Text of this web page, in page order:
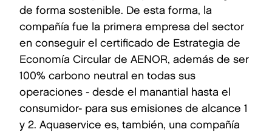
de forma sostenible. De esta forma, la
compañía fue la primera empresa del sector
en conseguir el certificado de Estrategia de
Economía Circular de AENOR, además de ser
100% carbono neutral en todas sus
operaciones - desde el manantial hasta el
consumidor- para sus emisiones de alcance 1
y 2. Aquaservice es, también, una compañía